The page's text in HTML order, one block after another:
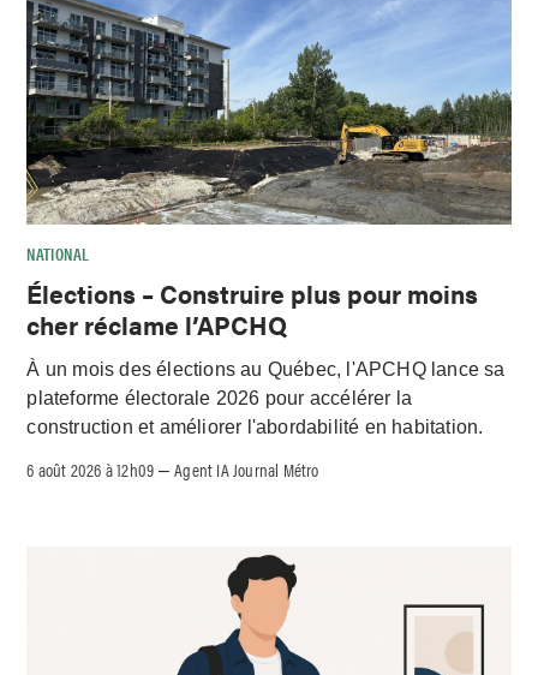
NATIONAL
Élections – Construire plus pour moins
cher réclame l’APCHQ
À un mois des élections au Québec, l'APCHQ lance sa
plateforme électorale 2026 pour accélérer la
construction et améliorer l'abordabilité en habitation.
6 août 2026 à 12h09 –Agent IA Journal Métro